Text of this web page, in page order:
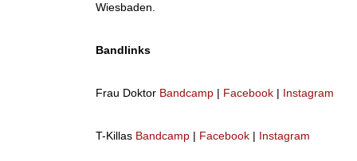
Wiesbaden.
Bandlinks
Frau Doktor Bandcamp | Facebook | Instagram
T-Killas Bandcamp | Facebook | Instagram